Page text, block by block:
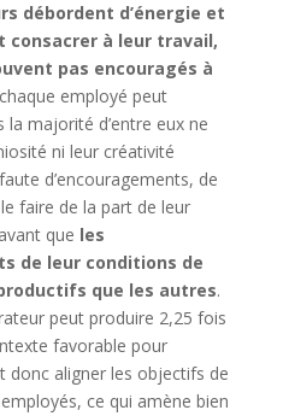
débordent d’énergie et
consacrer à leur travail,
pas encouragés à
employé peut
majorité d’entre eux ne
ni leur créativité
d’encouragements, de
faire de la part de leur
que les
de leur conditions de
que les autres.
peut produire 2,25 fois
favorable pour
donc aligner les objectifs de
ce qui amène bien